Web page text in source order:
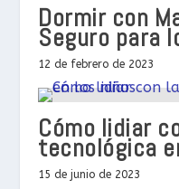
Dormir con
Seguro para
12 de febrero de 2023
Cómo lidiar
tecnológica
15 de junio de 2023